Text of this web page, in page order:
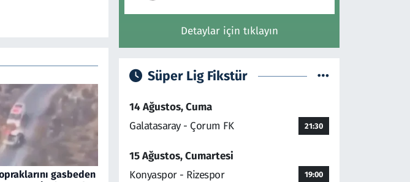
gasbeden
Detaylar için tıklayın
Süper Lig Fikstür
14 Ağustos, Cuma
Galatasaray - Çorum FK
21:30
15 Ağustos, Cumartesi
Konyaspor - Rizespor
19:00